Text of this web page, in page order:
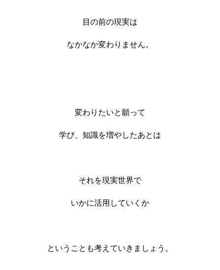
目の前の現実は
なかなか変わりません。
変わりたいと願って
学び、知識を増やしたあとは
それを現実世界で
いかに活用していくか
ということも考えていきましょう。